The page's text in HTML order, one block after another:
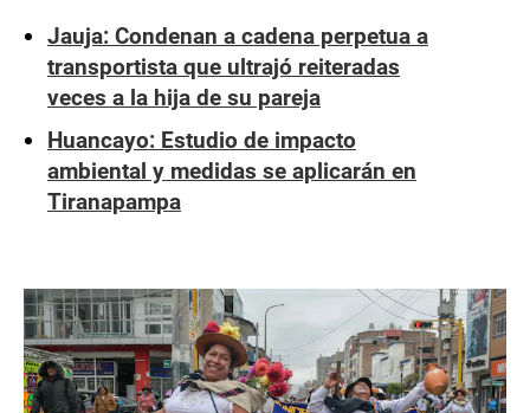
Jauja: Condenan a cadena perpetua a
transportista que ultrajó reiteradas
veces a la hija de su pareja
Huancayo: Estudio de impacto
ambiental y medidas se aplicarán en
Tiranapampa